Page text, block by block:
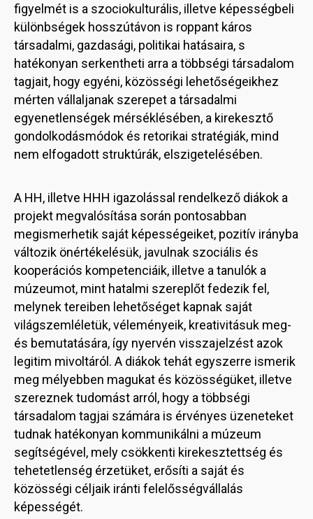
figyelmét is a szociokulturális, illetve képességbeli
különbségek hosszútávon is roppant káros
társadalmi, gazdasági, politikai hatásaira, s
hatékonyan serkentheti arra a többségi társadalom
tagjait, hogy egyéni, közösségi lehetőségeikhez
mérten vállaljanak szerepet a társadalmi
egyenetlenségek mérséklésében, a kirekesztő
gondolkodásmódok és retorikai stratégiák, mind
nem elfogadott struktúrák, elszigetelésében.
A HH, illetve HHH igazolással rendelkező diákok a
projekt megvalósítása során pontosabban
megismerhetik saját képességeiket, pozitív irányba
változik önértékelésük, javulnak szociális és
kooperációs kompetenciáik, illetve a tanulók a
múzeumot, mint hatalmi szereplőt fedezik fel,
melynek tereiben lehetőséget kapnak saját
világszemléletük, véleményeik, kreativitásuk meg-
és bemutatására, így nyervén visszajelzést azok
legitim mivoltáról. A diákok tehát egyszerre ismerik
meg mélyebben magukat és közösségüket, illetve
szereznek tudomást arról, hogy a többségi
társadalom tagjai számára is érvényes üzeneteket
tudnak hatékonyan kommunikálni a múzeum
segítségével, mely csökkenti kirekesztettség és
tehetetlenség érzetüket, erősíti a saját és
közösségi céljaik iránti felelősségvállalás
képességét.